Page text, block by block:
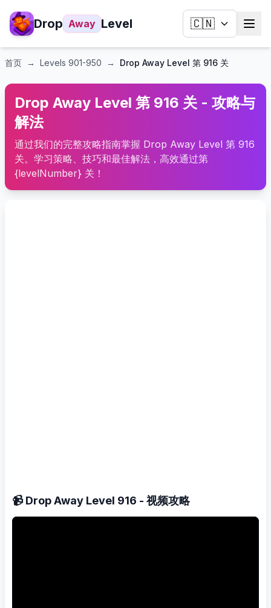
Drop Away Level 🇨🇳
首页 → Levels 901-950 → Drop Away Level 第 916 关
Drop Away Level 第 916 关 - 攻略与
解法
通过我们的完整攻略指南掌握 Drop Away Level 第 916
关。学习策略、技巧和最佳解法，高效通过第
{levelNumber} 关！
📹 Drop Away Level 916 - 视频攻略